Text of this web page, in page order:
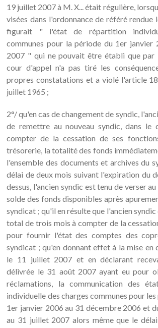
19 juillet 2007 à M. X... était régulière,
visées dans l'ordonnance de référé rendue
figurait " l'état de répartition
communes pour la période du 1er janvier
2007 " qui ne pouvait être établi que par
cour d'appel n'a pas tiré les
propres constatations et a violé l'article
juillet 1965 ;
2°/ qu'en cas de changement de syndic,
de remettre au nouveau syndic, dans le
compter de la cessation de ses
trésorerie, la totalité des fonds
l'ensemble des documents et archives du
délai de deux mois suivant l'expiration du
dessus, l'ancien syndic est tenu de verser
solde des fonds disponibles après
syndicat ; qu'il en résulte que l'ancien
total de trois mois à compter de la
pour fournir l'état des comptes des
syndicat ; qu'en donnant effet à la mise en
le 11 juillet 2007 et en déclarant
délivrée le 31 août 2007 ayant eu pour
réclamations, la communication des
individuelle des charges communes pour
1er janvier 2006 au 31 décembre 2006 et
au 31 juillet 2007 alors même que le